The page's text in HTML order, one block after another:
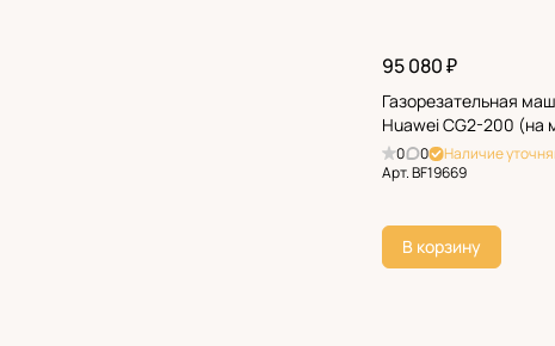
95 080 ₽
Газорезательная
Huawei CG2-200 (на
0 0
Наличие
Арт.BF19669
В корзину